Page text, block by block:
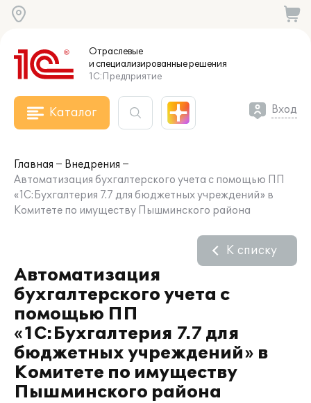
Отраслевые
и специализированныерешения
1С:Предприятие
Каталог Вход
Главная
Внедрения
Автоматизация бухгалтерского учета с помощью ПП
«1С:Бухгалтерия 7.7 для бюджетных учреждений» в
Комитете по имуществу Пышминского района
Автоматизация
бухгалтерского учета с
помощью ПП
«1С:Бухгалтерия 7.7 для
бюджетных учреждений» в
Комитете по имуществу
Пышминского района
К списку